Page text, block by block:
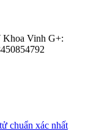
Khoa Vinh G+:
chuẩn xác nhất